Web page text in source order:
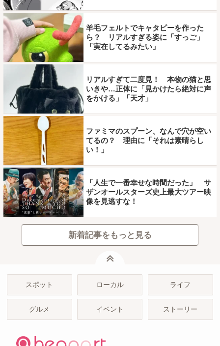
羊毛フェルトでキャタピーを作った
ら？ リアルすぎる姿に「すっご」
「実在してるみたい」
リアルすぎて二度見！ 本物の猫と思
いきや…正体に「見かけたら絶対に声
をかける」「天才」
ファミマのスプーン、なんで穴が空い
てるの？ 理由に「それは素晴らし
い！」
「人生で一番幸せな時間だった」 サ
ザンオールスターズ史上最大ツアー映
像を見逃すな！
新着記事をもっと見る
スポット ローカル ライフ
グルメ イベント ストーリー